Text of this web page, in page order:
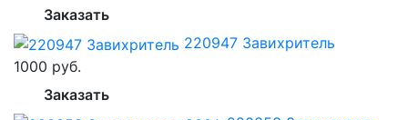
Заказать
220947 Завихритель
1000 руб.
Заказать